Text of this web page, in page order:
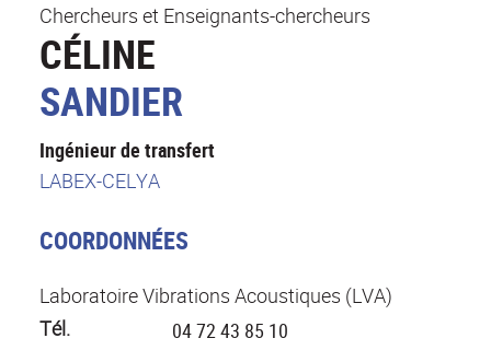
Chercheurs et Enseignants-chercheurs
CÉLINE
SANDIER
Ingénieur de transfert
LABEX-CELYA
COORDONNÉES
Laboratoire Vibrations Acoustiques (LVA)
Tél.
04 72 43 85 10